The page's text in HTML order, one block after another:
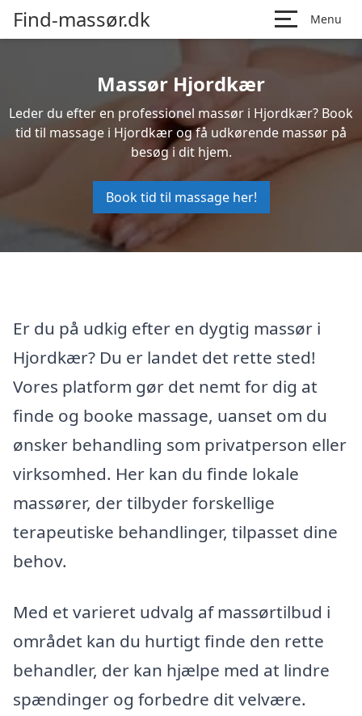
Find-massør.dk Menu
Massør Hjordkær
Leder du efter en professionel massør i Hjordkær? Book
tid til massage i Hjordkær og få udkørende massør på
besøg i dit hjem.
Book tid til massage her!
Er du på udkig efter en dygtig massør i
Hjordkær? Du er landet det rette sted!
Vores platform gør det nemt for dig at
finde og booke massage, uanset om du
ønsker behandling som privatperson eller
virksomhed. Her kan du finde lokale
massører, der tilbyder forskellige
terapeutiske behandlinger, tilpasset dine
behov.
Med et varieret udvalg af massørtilbud i
området kan du hurtigt finde den rette
behandler, der kan hjælpe med at lindre
spændinger og forbedre dit velvære.